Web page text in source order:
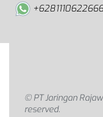
+6281110622666
© PT Jaringan
reserved.